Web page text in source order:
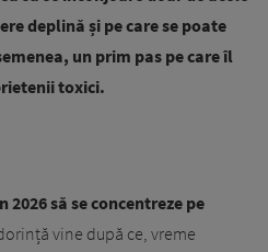
deplină și pe care se poate
un prim pas pe care îl
toxici.
2026 să se concentreze pe
vine după ce, vreme